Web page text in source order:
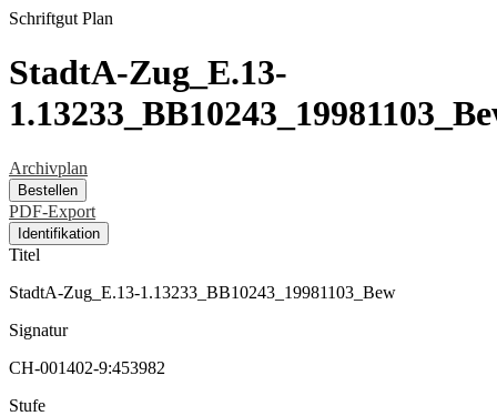
Schriftgut Plan
StadtA-Zug_E.13-
Archivplan
Bestellen
PDF-Export
Identifikation
Titel
StadtA-Zug_E.13-1.13233_BB10243_19981103_Bew
Signatur
CH-001402-9:453982
Stufe